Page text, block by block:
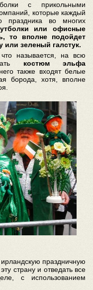
с прикольными
которые каждый
праздника во многих
или офисные
то вполне подойдет
или зеленый галстук.
называется, на всю
костюм эльфа
также входят белые
борода, хотя, вполне
праздничную
страну и отведать все
с использованием